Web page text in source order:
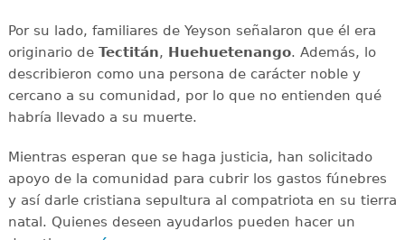
Por su lado, familiares de Yeyson señalaron que él era
originario de Tectitán, Huehuetenango. Además, lo
describieron como una persona de carácter noble y
cercano a su comunidad, por lo que no entienden qué
habría llevado a su muerte.
Mientras esperan que se haga justicia, han solicitado
apoyo de la comunidad para cubrir los gastos fúnebres
y así darle cristiana sepultura al compatriota en su tierra
natal. Quienes deseen ayudarlos pueden hacer un